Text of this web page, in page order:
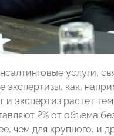
услуги,
экспертизы, как,
и экспертиз растет
2% от объема
чем для крупного, и